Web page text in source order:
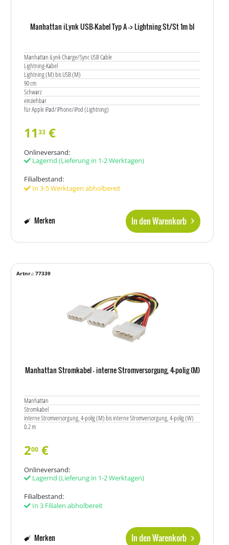
Manhattan iLynk USB-Kabel Typ A -> Lightning St/St 1m bl
Manhattan iLynk Charge/Sync USB Cable
Lightning-Kabel
Lightning (M) bis USB (M)
90 cm
Schwarz
einziehbar
für Apple iPad/iPhone/iPod (Lightning)
1133 €
Onlineversand:
Lagernd (Lieferung in 1-2 Werktagen)
Filialbestand:
In 3-5 Werktagen abholbereit
In den Warenkorb
Merken
Manhattan Stromkabel - interne Stromversorgung, 4-polig (M)
Manhattan
Stromkabel
interne Stromversorgung, 4-polig (M) bis interne Stromversorgung, 4-polig (W)
0.2 m
Artnr.: 77339
200 €
Onlineversand:
Lagernd (Lieferung in 1-2 Werktagen)
Filialbestand:
In 3 Filialen abholbereit
In den Warenkorb
Merken